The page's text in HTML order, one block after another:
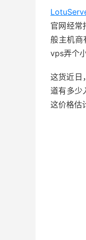
官网经常
般主机商
vps弄个
这货近日
道有多少
这价格估